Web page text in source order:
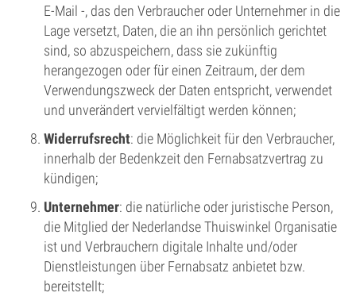
E-Mail -, das den Verbraucher oder Unternehmer in die
Lage versetzt, Daten, die an ihn persönlich gerichtet
sind, so abzuspeichern, dass sie zukünftig
herangezogen oder für einen Zeitraum, der dem
Verwendungszweck der Daten entspricht, verwendet
und unverändert vervielfältigt werden können;
Widerrufsrecht: die Möglichkeit für den Verbraucher,
innerhalb der Bedenkzeit den Fernabsatzvertrag zu
kündigen;
Unternehmer: die natürliche oder juristische Person,
die Mitglied der Nederlandse Thuiswinkel Organisatie
ist und Verbrauchern digitale Inhalte und/oder
Dienstleistungen über Fernabsatz anbietet bzw.
bereitstellt;